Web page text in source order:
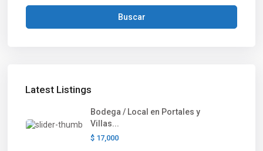
Buscar
Latest Listings
Bodega / Local en Portales y
Villas...
$ 17,000